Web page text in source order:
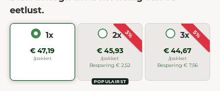
eetlust.
1x
€ 47,19
/pakket
3%
2x
€ 45,93
/pakket
Besparing € 2,52
POPULAIRST
5%
3x
€ 44,67
/pakket
Besparing € 7,56